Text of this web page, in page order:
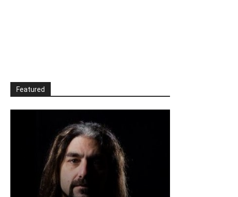
Featured